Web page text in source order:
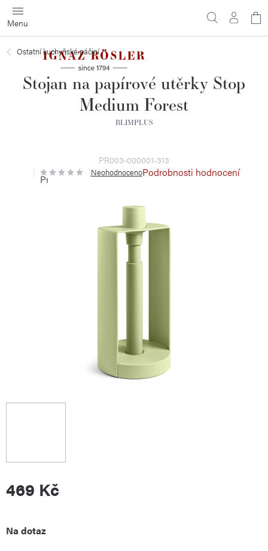
Přejít
na
obsah
Ostatní kuchyňské náčiní
Stojan na papírové utěrky Stop
Medium Forest
BLIMPLUS
PR003-000001-313
Průměrné
hodnocení
NeohodnocenoPodrobnosti hodnocení
469 Kč
Měrná
Na dotaz